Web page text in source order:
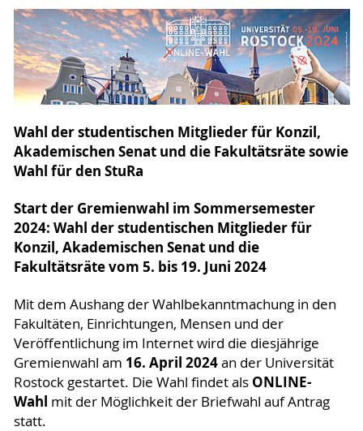
Wahl der studentischen Mitglieder für Konzil,
Akademischen Senat und die Fakultätsräte sowie
Wahl für den StuRa
Start der Gremienwahl im Sommersemester
2024: Wahl der studentischen Mitglieder für
Konzil, Akademischen Senat und die
Fakultätsräte vom 5. bis 19. Juni 2024
Mit dem Aushang der Wahlbekanntmachung in den
Fakultäten, Einrichtungen, Mensen und der
Veröffentlichung im Internet wird die diesjährige
Gremienwahl am 16. April 2024an der Universität
Rostock gestartet. Die Wahl findet als ONLINE-
Wahl mit der Möglichkeit der Briefwahl auf Antrag
statt.